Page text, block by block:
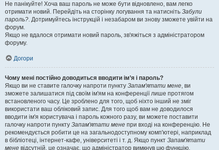
Не панікуйте! Хоча ваш пароль не може бути відновлено, вам легко
отримати новий. Перейдіть на сторінку логування та натисніть Забули
пароль?. Дотримуйтесь інструкцій і незабаром ви знову зможете увійти на
форум.
Якщо не вдалося отримати новий пароль, зв'яжіться з адміністратором
форуму.
Догори
Чому мені постійно доводиться вводити ім’я і пароль?
Якщо ви не ставите галочку напроти пункту Запам'ятати мене, ви
зможете залишатися під своїм ім'ям на конференції лише протягом
встановленого часу. Це зроблено для того, щоб ніхто інший не зміг
використати ваш обліковий запис. Для того щоб вам не доводилося
вводити ім'я користувача і пароль кожного разу, ви можете поставити
галочку напроти пункту Запам'ятати мене при вході на конференцію. Не
рекомендується робити це на загальнодоступному комп'ютері, наприклад
в бібліотеці, інтернет-кафе, університеті і т. д. Якщо пункт Запам'ятати
мене відсутній, це означає, що адміністратор вимкнув цю функцію.